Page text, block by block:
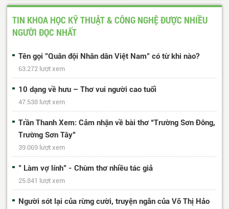
442 ... 453 454 Trang cuối
TIN KHOA HỌC KỸ THUẬT & CÔNG NGHỆ ĐƯỢC NHIỀU
NGƯỜI ĐỌC NHẤT
Tên gọi "Quân đội Nhân dân Việt Nam" có từ khi nào?
63.272 lượt xem
10 dạng về hưu – Thơ vui người cao tuổi
47.538 lượt xem
Trần Thanh Xem: Cảm nhận về bài thơ “Trường Sơn Đông,
Trường Sơn Tây”
39.069 lượt xem
" Làm vợ lính" - Chùm thơ nhiều tác giả
25.841 lượt xem
Người sót lại của rừng cười, truyện ngắn của Võ Thị Hảo